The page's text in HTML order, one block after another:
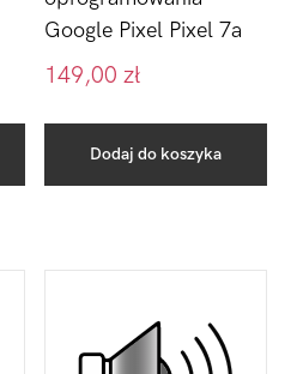
Google Pixel Pixel 7a
149,00 zł
Dodaj do koszyka